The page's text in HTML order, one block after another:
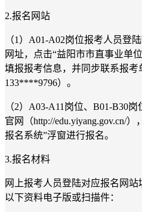
2.报名网站
（1）A01-A02岗位报考人员登
网址，点击“益阳市市直事业单
填报报考信息，并同步联系报考
133****9796）。
（2）A03-A11岗位、B01-B30
官网（http://edu.yiyang.gov.cn/
报名系统”浮窗进行报名。
3.报名材料
网上报考人员登陆对应报名网
以下资料电子版或扫描件：